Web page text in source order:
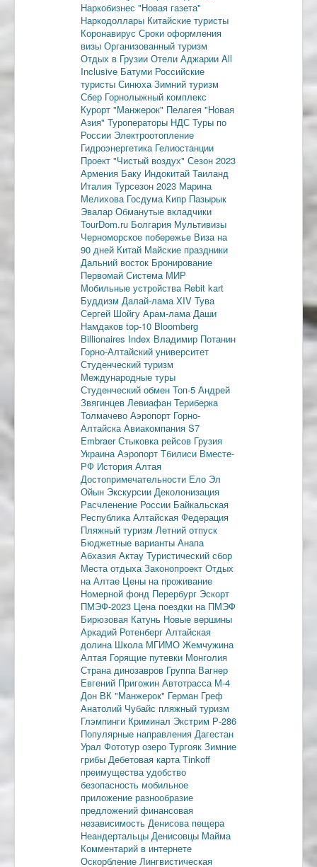
Наркобизнес "Новая газета"
Наркодоллары Китайские туристы
Коронавирус Сроки оформления
визы Организованный туризм
Отдых в Грузии Отели Аджарии All
Inclusive Батуми Российские
туристы Синюха Зимний туризм
Сбер Горнолыжный комплекс
Курорт "Манжерок" Пелагея "Новая
Азия" Туроператоры НДС Туры по
России Электроотопление
Гидроэнергетика Гелиостанции
Проект "Чистый воздух" Сезон 2023
Армения Баку Индокитай Таиланд
Италия Турсезон 2023 Марина
Мелихова Госдума Кипр Пазырык
Эвалар Обманутые вкладчики
TourDom.ru Болгария Мультивизы
Черноморское побережье Виза на
90 дней Китай Майские праздники
Дальний восток Бронирование
Первомай Система МИР
Мобильные устройства Rebit kart
Буддизм Далай-лама XIV Тува
Сергей Шойгу Арам-лама Даши
Намдаков top-10 Bloomberg
Billionaires Index Владимир Потанин
Горно-Алтайский университет
Студенческий туризм
Международные туры
Студенческий обмен Топ-5 Андрей
Звягинцев Левиафан Териберка
Толмачево Аэропорт Горно-
Алтайска Авиакомпания S7
EmbraerСтыковка рейсов Грузия
Украина Аэропорт Тбилиси Вместе-
РФ История Алтая
Достопримечательности Ело Эл
Ойын Экскурсии Деколонизация
Расчленение России Байкальская
Республика Алтайская Федерация
Пляжный туризм Летний отпуск
Бюджетные варианты Анапа
Абхазия Актау Туристический сбор
Места отдыха Законопроект Отдых
на Алтае Цены на проживание
Номерной фонд Перербург Эскорт
ПМЭФ-2023 Цена поездки на ПМЭФ
Бирюзовая Катунь Новые вершины
Аркадий Ротенберг Алтайская
долина Школа МГИМО Жемчужина
Алтая Горящие путевки Монголия
Страна динозавров Группа Вагнер
Евгений Пригожин Автотрасса М-4
Дон ВК "Манжерок" Герман Греф
Анатолий Чубайс пляжный туризм
Глэмпинги Криминал Экстрим Р-286
Популярные направления Дагестан
Урал Фототур озеро Тургояк Зимние
грибы Дебетовая карта Tinkoff
преимущества удобство
безопасность мобильное
приложение разнообразие
предложений финансовая
независимость Денисова пещера
Неандертальцы Денисовцы Майма
Комментарий в интернете
Оскорбление Лингвистическая